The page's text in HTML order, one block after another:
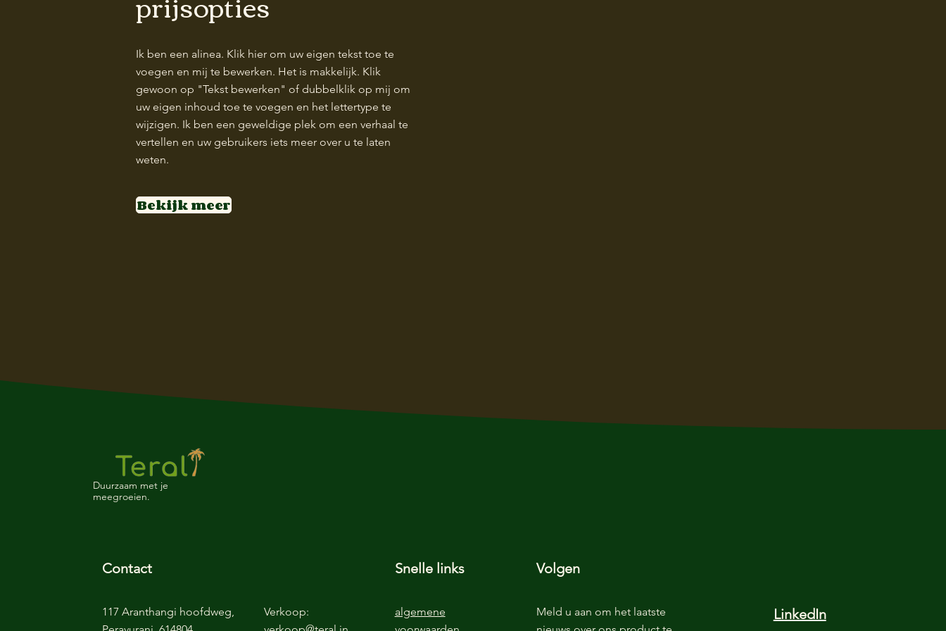
Ik ben een alinea. Klik hier om uw eigen tekst toe te
voegen en mij te bewerken. Het is makkelijk. Klik
gewoon op "Tekst bewerken" of dubbelklik op mij om
uw eigen inhoud toe te voegen en het lettertype te
wijzigen. Ik ben een geweldige plek om een verhaal te
vertellen en uw gebruikers iets meer over u te laten
weten.
Bekijk meer
Duurzaam met je
meegroeien.
Contact
117 Aranthangi hoofdweg,
Verkoop:
Snelle links
algemene
Volgen
Meld u aan om het laatste
LinkedIn